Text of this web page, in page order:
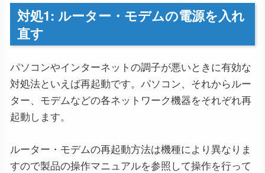
対処1: ルーター・モデムの電源を入れ
直す
パソコンやインターネットの調子が悪いときに有効な
対処法といえば再起動です。パソコン、それからルー
ター、モデムなどの各ネットワーク機器をそれぞれ再
起動します。
ルーター・モデムの再起動方法は機種により異なりま
すので製品の操作マニュアルを参照して操作を行って